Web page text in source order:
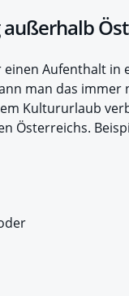
einen Aufenthalt in
man das immer
Kultururlaub
Österreichs.